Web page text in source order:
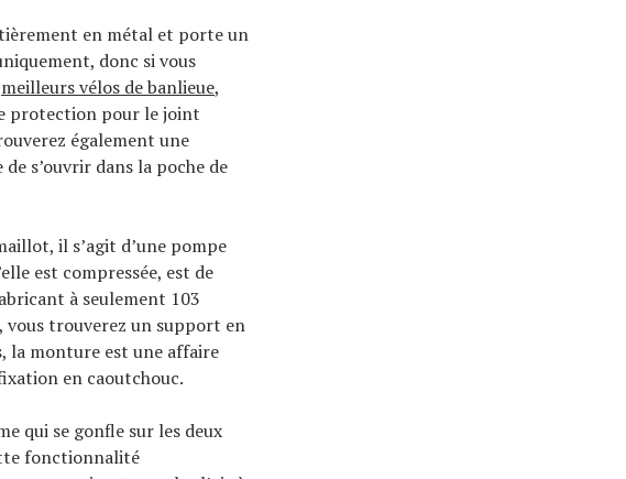
en métal et porte un
donc si vous
meilleurs vélos de banlieue,
protection pour le joint
également une
s’ouvrir dans la poche de
il s’agit d’une pompe
est compressée, est de
à seulement 103
vous trouverez un support en
la monture est une affaire
en caoutchouc.
qui se gonfle sur les deux
fonctionnalité